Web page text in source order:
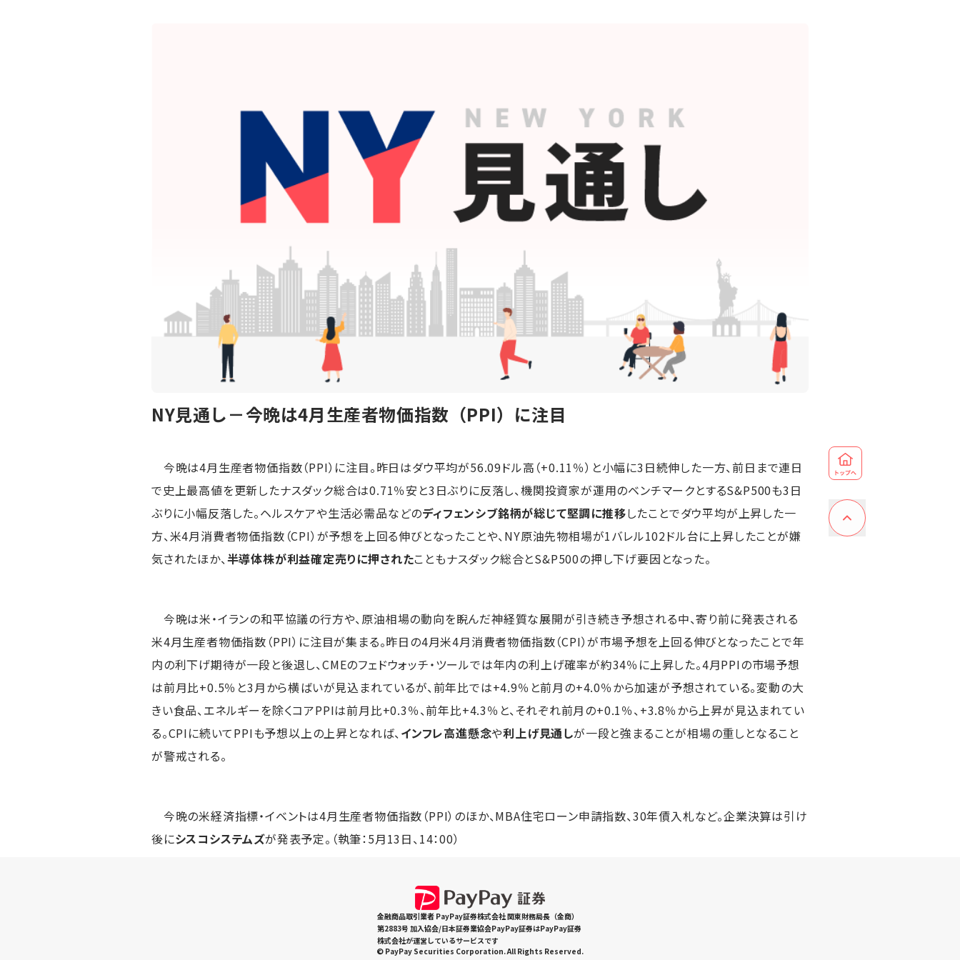
NY見通し－今晩は4月生産者物価指数（PPI）に注目
今晩は4月生産者物価指数（PPI）に注目。昨日はダウ平均が56.09ドル高（+0.11％）と小幅に3日続伸した一方、前日まで連日
で史上最高値を更新したナスダック総合は0.71％安と3日ぶりに反落し、機関投資家が運用のベンチマークとするS&P500も3日
ぶりに小幅反落した。ヘルスケアや生活必需品などのディフェンシブ銘柄が総じて堅調に推移したことでダウ平均が上昇した一
方、米4月消費者物価指数（CPI）が予想を上回る伸びとなったことや、NY原油先物相場が1バレル102ドル台に上昇したことが嫌
気されたほか、半導体株が利益確定売りに押されたこともナスダック総合とS&P500の押し下げ要因となった。
今晩は米・イランの和平協議の行方や、原油相場の動向を睨んだ神経質な展開が引き続き予想される中、寄り前に発表される
米4月生産者物価指数（PPI）に注目が集まる。昨日の4月米4月消費者物価指数（CPI）が市場予想を上回る伸びとなったことで年
内の利下げ期待が一段と後退し、CMEのフェドウォッチ・ツールでは年内の利上げ確率が約34％に上昇した。4月PPIの市場予想
は前月比+0.5％と3月から横ばいが見込まれているが、前年比では+4.9％と前月の+4.0％から加速が予想されている。変動の大
きい食品、エネルギーを除くコアPPIは前月比+0.3％、前年比+4.3％と、それぞれ前月の+0.1％、+3.8％から上昇が見込まれてい
る。CPIに続いてPPIも予想以上の上昇となれば、 インフレ高進懸念や利上げ見通しが一段と強まることが相場の重しとなること
が警戒される。
今晩の米経済指標・イベントは4月生産者物価指数（PPI）のほか、MBA住宅ローン申請指数、30年債入札など。企業決算は引け
後にシスコシステムズが発表予定。（執筆：5月13日、14：00）
金融商品取引業者 PayPay証券株式会社 関東財務局長（金商）
第2883号 加入協会/日本証券業協会PayPay証券はPayPay証券
株式会社が運営しているサービスです
© PayPay Securities Corporation. All Rights Reserved.